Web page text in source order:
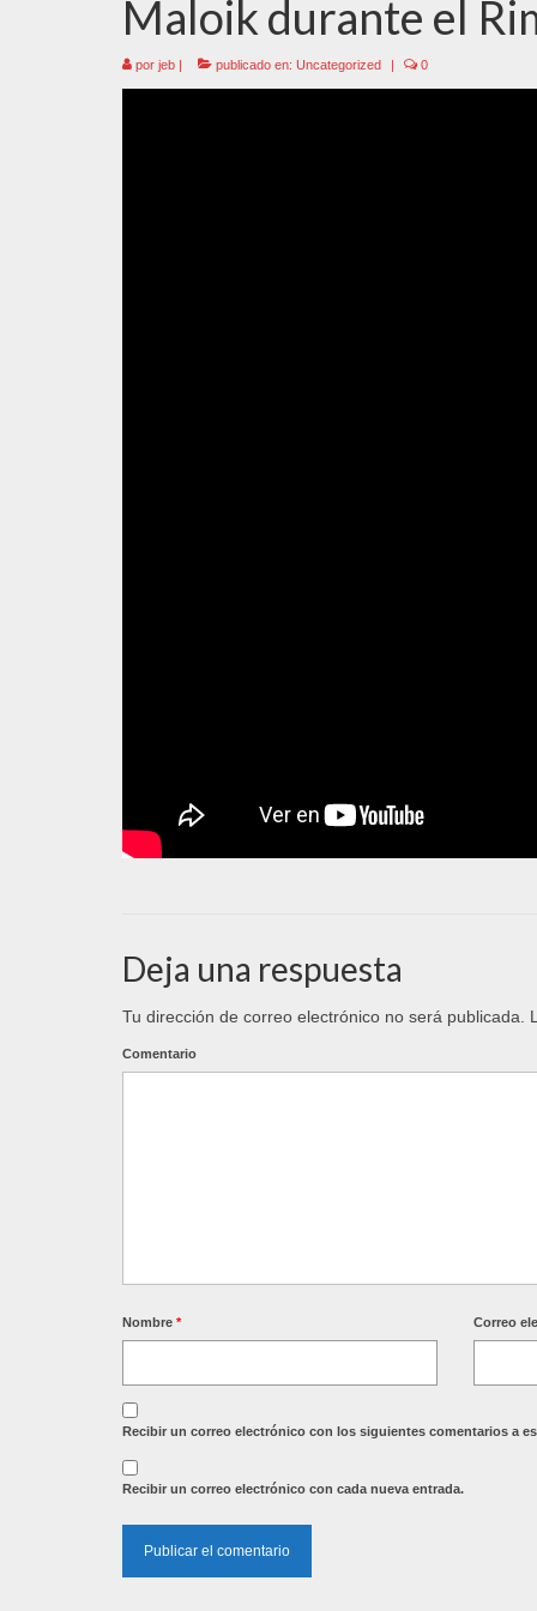
Maloik durante el
por jeb | publicado en: Uncategorized | 0
Deja una respuesta
Tu dirección de correo electrónico no será publicada.
Comentario
Nombre * Correo
Recibir un correo electrónico con los siguientes comentarios a
Recibir un correo electrónico con cada nueva entrada.